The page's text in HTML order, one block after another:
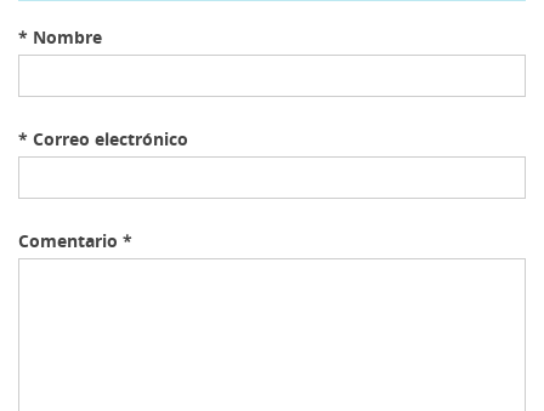
* Nombre
* Correo electrónico
Comentario *